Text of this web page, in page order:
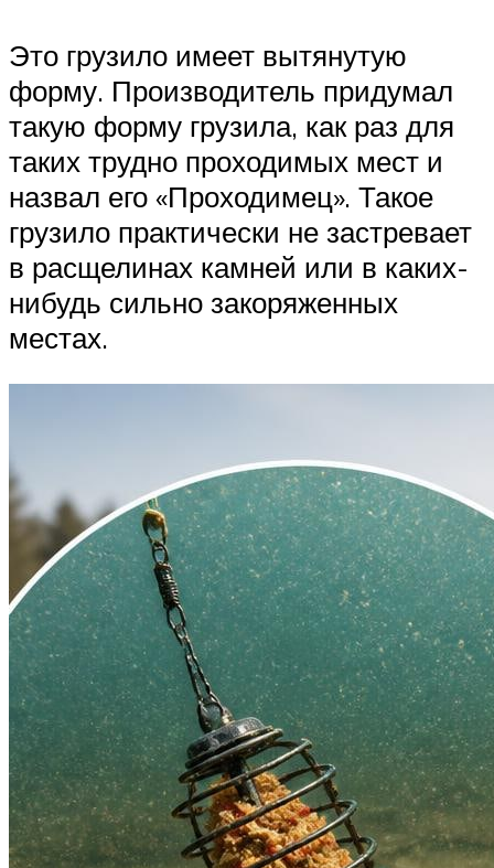
Это грузило имеет вытянутую
форму. Производитель придумал
такую форму грузила, как раз для
таких трудно проходимых мест и
назвал его «Проходимец». Такое
грузило практически не застревает
в расщелинах камней или в каких-
нибудь сильно закоряженных
местах.